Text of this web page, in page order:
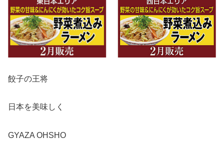
餃子の王将
日本を美味しく
GYAZA OHSHO